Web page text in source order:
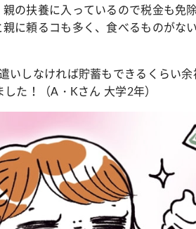
の扶養に入っているので税金も免
に頼るコも多く、食べるものがな
いしなければ貯蓄もできるくらい
た！（A・Kさん 大学2年）